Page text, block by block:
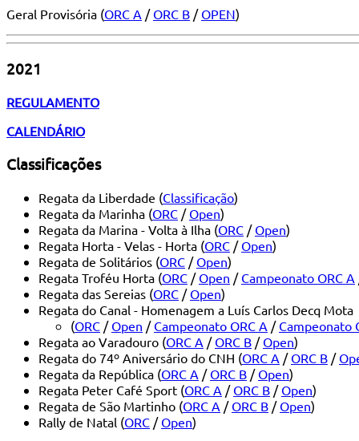
Geral Provisória (ORC A / ORC B / OPEN)
2021
REGULAMENTO
CALENDÁRIO
Classificações
Regata da Liberdade (Classificação)
Regata da Marinha (ORC / Open)
Regata da Marina - Volta à Ilha (ORC / Open)
Regata Horta - Velas - Horta (ORC / Open)
Regata de Solitários (ORC / Open)
Regata Troféu Horta (ORC / Open / Campeonato ORC A
Regata das Sereias (ORC / Open)
Regata do Canal - Homenagem a Luís Carlos Decq Mota
(ORC / Open / Campeonato ORC A / Campeonato
Regata ao Varadouro (ORC A / ORC B / Open)
Regata do 74º Aniversário do CNH (ORC A / ORC B /
Regata da República (ORC A / ORC B / Open)
Regata Peter Café Sport (ORC A / ORC B / Open)
Regata de São Martinho (ORC A / ORC B / Open)
Rally de Natal (ORC / Open)